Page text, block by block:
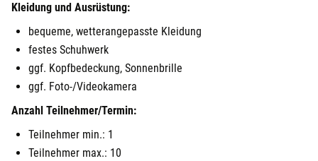
Kleidung und Ausrüstung:
bequeme, wetterangepasste Kleidung
festes Schuhwerk
ggf. Kopfbedeckung, Sonnenbrille
ggf. Foto-/Videokamera
Anzahl Teilnehmer/Termin:
Teilnehmer min.: 1
Teilnehmer max.: 10